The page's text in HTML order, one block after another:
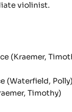
violinist.
(Kraemer,
(Waterfield,
Timothy)